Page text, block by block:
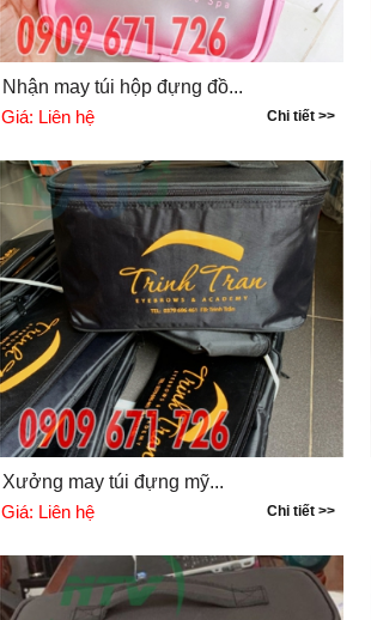
Nhận may túi hộp đựng đồ...
Chi tiết >>
Giá: Liên hệ
Xưởng may túi đựng mỹ...
Chi tiết >>
Giá: Liên hệ